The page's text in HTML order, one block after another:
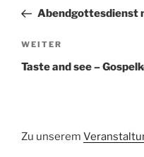
Beitrag
Abendgottesdienst
Nächster
Beitrag
WEITER
Taste and see –
Zu unserem